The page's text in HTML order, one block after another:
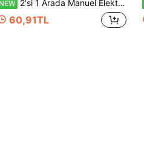
NEW 2'si 1 Arada Manuel Elektriksiz Düğüm Açıcı Saç Fırçası, Dahili Püskürtücü Spreyli, Islak ve Kuru Kullanıma Uygun, Kıvırcık, Dalgalı ve Düz Saçlar İçin Düğüm Açıcı, Kabarma Karşıtı Fırça, 50 ml Hazneli
60,91TL